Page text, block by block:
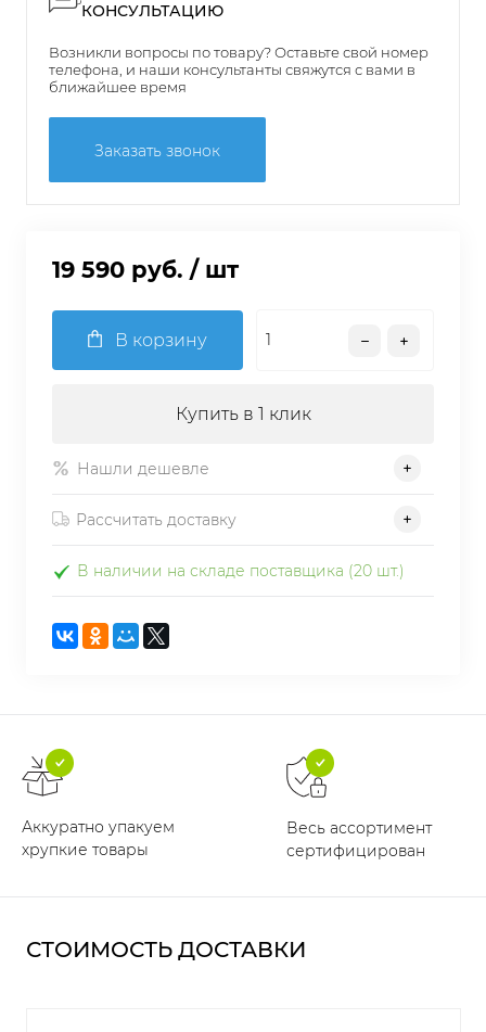
КОНСУЛЬТАЦИЮ
Возникли вопросы по товару? Оставьте свой номер
телефона, и наши консультанты свяжутся с вами в
ближайшее время
Заказать звонок
19 590 руб. / шт
В корзину
Купить в 1 клик
Нашли дешевле
Рассчитать доставку
В наличии на складе поставщика (20 шт.)
Аккуратно упакуем
хрупкие товары
Весь ассортимент
сертифицирован
СТОИМОСТЬ ДОСТАВКИ